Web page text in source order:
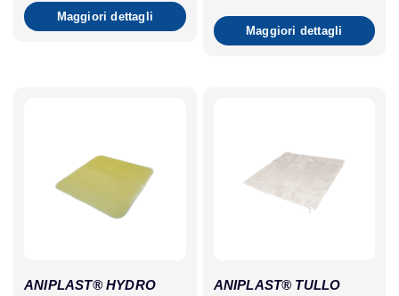
Maggiori dettagli
Maggiori dettagli
ANIPLAST® HYDRO ANIPLAST® TULLO